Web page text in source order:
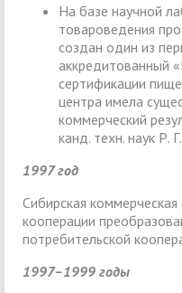
На базе научной
товароведения
создан один из
аккредитованный
сертификации
центра имела
коммерческий
канд. техн. наук Р.
1997 год
Сибирская
кооперации
потребительской
1997–1999 годы